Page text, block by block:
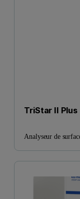
TriStar II Plus
Analyseur de